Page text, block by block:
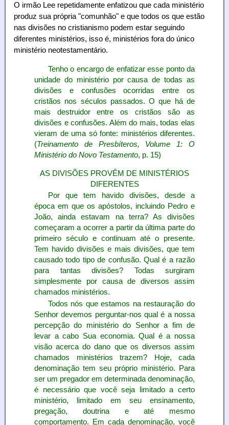
O irmão Lee repetidamente enfatizou que cada ministério
produz sua própria "comunhão" e que todos os que estão
nas divisões no cristianismo podem estar seguindo
diferentes ministérios, isso é, ministérios fora do único
ministério neotestamentário.
Tenho o encargo de enfatizar esse ponto da
unidade do ministério por causa de todas as
divisões e confusões ocorridas entre os
cristãos nos séculos passados. O que há de
mais destruidor entre os cristãos são as
divisões e confusões. Além do mais, todas elas
vieram de uma só fonte: ministérios diferentes.
(Treinamento de Presbíteros, Volume 1: O
Ministério do Novo Testamento, p. 15)
AS DIVISÕES PROVÊM DE MINISTÉRIOS
DIFERENTES
Por que tem havido divisões, desde a
época em que os apóstolos, incluindo Pedro e
João, ainda estavam na terra? As divisões
começaram a ocorrer a partir da última parte do
primeiro século e continuam até o presente.
Tem havido divisões e mais divisões, que tem
causado todo tipo de confusão. Qual é a razão
para tantas divisões? Todas surgiram
simplesmente por causa de diversos assim
chamados ministérios.
Todos nós que estamos na restauração do
Senhor devemos perguntar-nos qual é a nossa
percepção do ministério do Senhor a fim de
levar a cabo Sua economia. Qual é a nossa
visão acerca do dano que os diversos assim
chamados ministérios trazem? Hoje, cada
denominação tem seu próprio ministério. Para
ser um pregador em determinada denominação,
é necessário que você seja limitado a certo
ministério, limitado em seu ensinamento,
pregação, doutrina e até mesmo
comportamento. Em cada denominação, você